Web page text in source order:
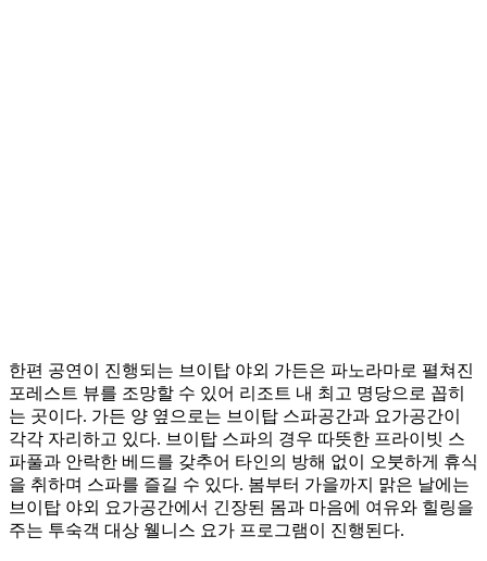
한편 공연이 진행되는 브이탑 야외 가든은 파노라마로 펼쳐진
포레스트 뷰를 조망할 수 있어 리조트 내 최고 명당으로 꼽히
는 곳이다. 가든 양 옆으로는 브이탑 스파공간과 요가공간이
각각 자리하고 있다. 브이탑 스파의 경우 따뜻한 프라이빗 스
파풀과 안락한 베드를 갖추어 타인의 방해 없이 오붓하게 휴식
을 취하며 스파를 즐길 수 있다. 봄부터 가을까지 맑은 날에는
브이탑 야외 요가공간에서 긴장된 몸과 마음에 여유와 힐링을
주는 투숙객 대상 웰니스 요가 프로그램이 진행된다.